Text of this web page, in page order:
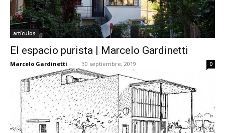
artículos
El espacio purista | Marcelo Gardinetti
Marcelo Gardinetti - 30 septiembre, 2019 0